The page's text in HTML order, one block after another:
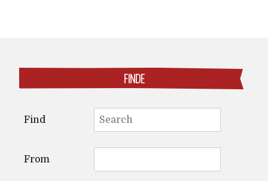
FINDE
for:
Find
From